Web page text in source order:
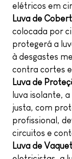
elétricos em
Luva de
colocada por
protegerá a
à desgastes
contra cortes
Luva de
luva isolante,
justa, com
profissional,
circuitos e
Luva de